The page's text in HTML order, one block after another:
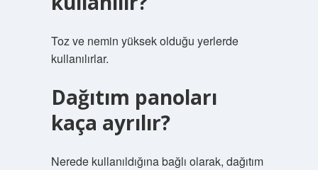
Toz ve nemin yüksek olduğu yerlerde
kullanılırlar.
Dağıtım panoları
kaça ayrılır?
Nerede kullanıldığına bağlı olarak, dağıtım